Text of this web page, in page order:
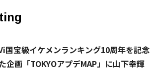
国宝級イケメンランキング10周年を記念
企画「TOKYOアプデMAP」に山下幸輝